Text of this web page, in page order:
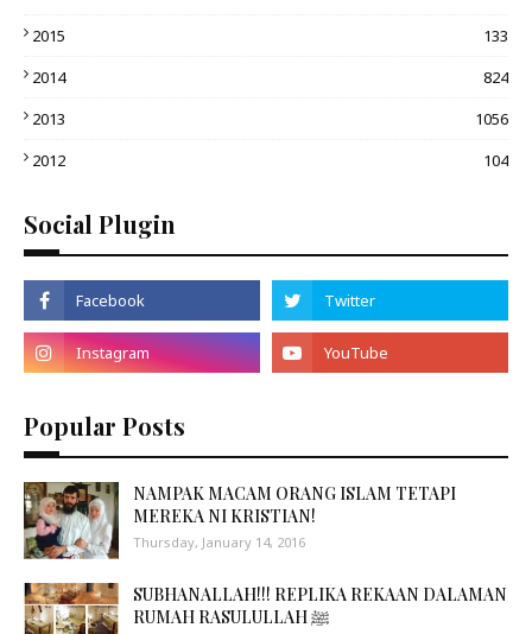
2015
133
2014
824
2013
1056
2012
104
Social Plugin
Popular Posts
NAMPAK MACAM ORANG ISLAM TETAPI
MEREKA NI KRISTIAN!
Thursday, January 14, 2016
SUBHANALLAH!!! REPLIKA REKAAN DALAMAN
RUMAH RASULULLAH ﷺ